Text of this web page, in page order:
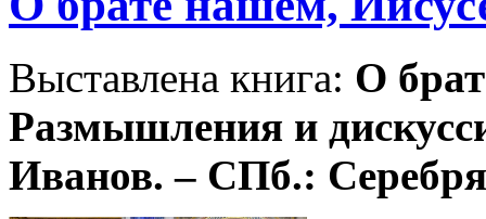
Выставлена книга: О
Размышления и
Иванов. – СПб.: